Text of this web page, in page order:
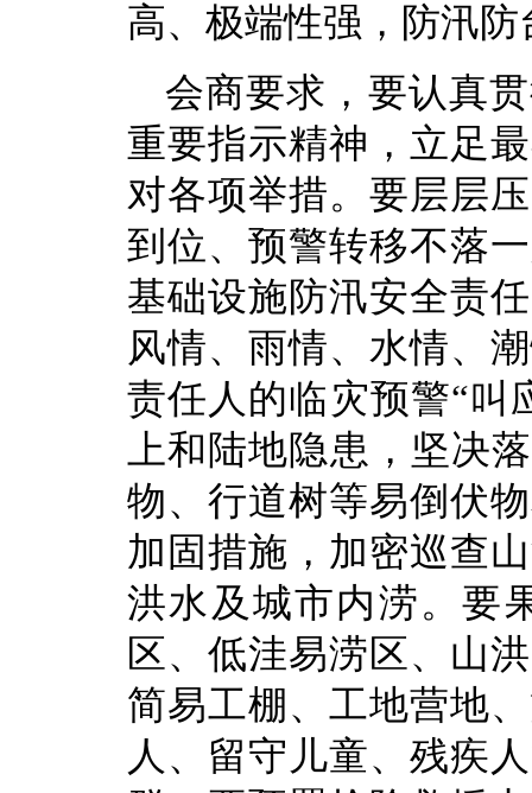
高、极端性强，防汛
会商要求，要认真
重要指示精神，立足
对各项举措。要层层
到位、预警转移不落
基础设施防汛安全责
风情、雨情、水情、
责任人的临灾预警“叫
上和陆地隐患，坚决
物、行道树等易倒伏
加固措施，加密巡查
洪水及城市内涝。要
区、低洼易涝区、山
简易工棚、工地营地
人、留守儿童、残疾